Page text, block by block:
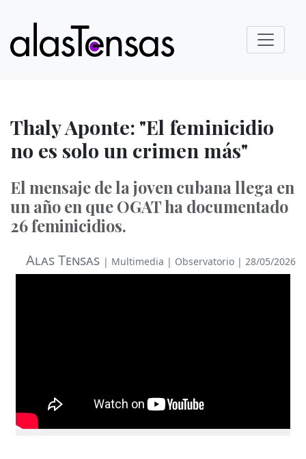
Thaly Aponte: "El feminicidio
no es solo un crimen más"
El mensaje de la joven cubana llega en
un año en que OGAT ha documentado
26 feminicidios.
Alas Tensas | Multimedia | Observatorio | 28/05/2026